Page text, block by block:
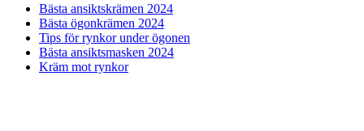
Bästa ansiktskrämen 2024
Bästa ögonkrämen 2024
Tips för rynkor under ögonen
Bästa ansiktsmasken 2024
Kräm mot rynkor